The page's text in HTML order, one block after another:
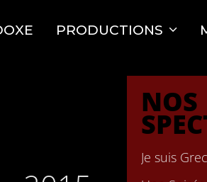
PRODUCTIONS
NOS
Je suis